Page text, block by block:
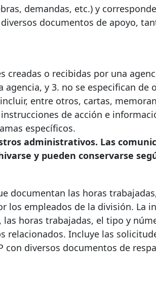
demandas, etc.) y
documentos de apoyo,
creadas o recibidas por una
y 3. no se especifican de
entre otros, cartas,
de acción e
específicos.
administrativos. Las
y pueden conservarse
documentan las horas
los empleados de la división. La
horas trabajadas, el tipo y
relacionados. Incluye las
con diversos documentos de